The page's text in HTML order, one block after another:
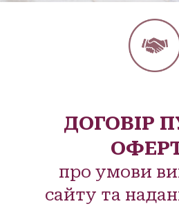
ДОГОВІР
про умови
сайту та